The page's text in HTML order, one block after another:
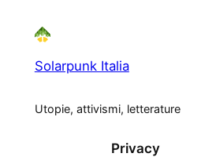
Solarpunk Italia
Utopie, attivismi, letterature
Privacy